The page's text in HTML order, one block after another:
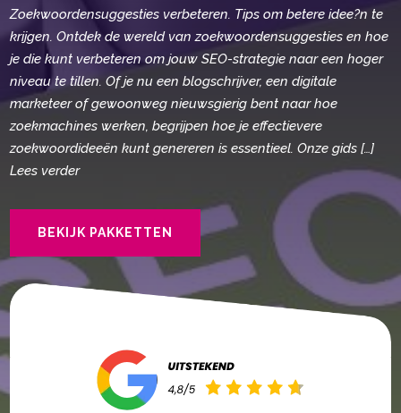
Zoekwoordensuggesties verbeteren.​ Tips om betere idee?n te
krijgen.​ Ontdek de wereld van zoekwoordensuggesties en hoe
je die kunt verbeteren om jouw SEO-strategie naar een hoger
niveau te tillen.​ Of je nu een blogschrijver, een digitale
marketeer of gewoonweg nieuwsgierig bent naar hoe
zoekmachines werken, begrijpen hoe je effectievere
zoekwoordideeën kunt genereren is essentieel.​ Onze gids […]
Lees verder
BEKIJK PAKKETTEN